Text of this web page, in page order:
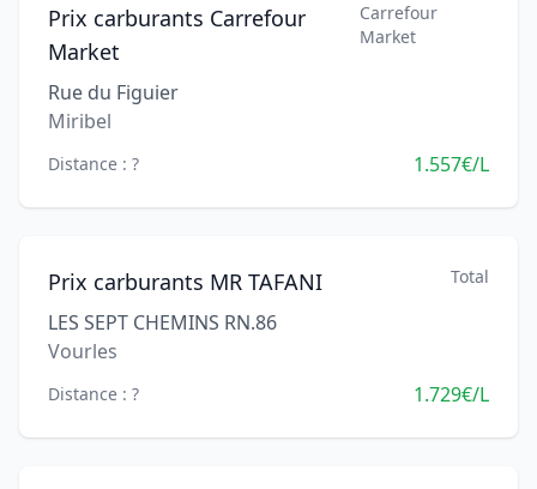
Prix carburants Carrefour
Market
Carrefour
Market
Rue du Figuier
Miribel
Distance : ? 1.557€/L
Prix carburants MR TAFANI Total
LES SEPT CHEMINS RN.86
Vourles
Distance : ? 1.729€/L